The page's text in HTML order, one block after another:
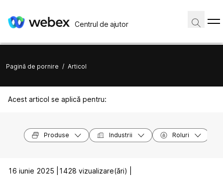
Centrul de ajutor
Pagină de pornire / Articol
Acest articol se aplică pentru:
Produse Industrii Roluri
16 iunie 2025 |
1428 vizualizare(ări) |